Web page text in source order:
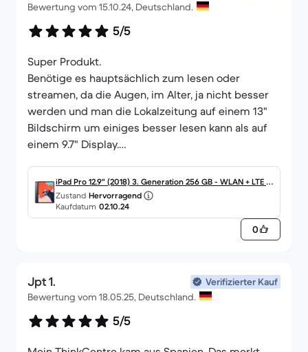
Bewertung vom 15.10.24, Deutschland.
5/5
Super Produkt.
Benötige es hauptsächlich zum lesen oder
streamen, da die Augen, im Alter, ja nicht besser
werden und man die Lokalzeitung auf einem 13"
Bildschirm um einiges besser lesen kann als auf
einem 9.7" Display.
und man nebenbei auch noch Geld spart, ist das
eine Win-Win-Situation.
Weiter so :-).
iPad Pro 12.9" (2018) 3. Generation 256 GB - WLAN + LTE -
Space Grau
Zustand Hervorragend
Kaufdatum 02.10.24
0
Jpt 1.
Verifizierter Kauf
Bewertung vom 18.05.25, Deutschland.
5/5